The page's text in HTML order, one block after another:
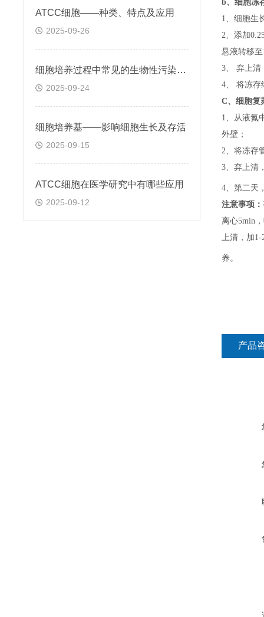
ATCC细胞——种类、特点及应用
2025-09-26
细胞培养过程中常见的生物性污染有哪些
2025-09-24
细胞培养基——影响细胞生长及存活
2025-09-15
ATCC细胞在医学研究中有哪些应用
2025-09-12
b、 细胞冻
1、细胞生
2、添加
悬液转移
3、 弃上清
4、 将冻存
C、 细胞复
1、 从液氮
外壁；
2、 将冻存
3、 弃上清
4、 第二天
注意事项：
离心5min，
上清，加1-
养。
产品